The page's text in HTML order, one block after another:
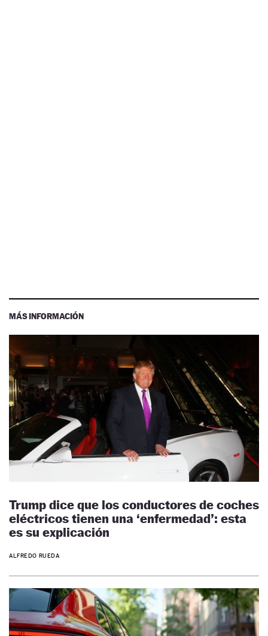
MÁS INFORMACIÓN
Trump dice que los conductores de coches
eléctricos tienen una ‘enfermedad’: esta
es su explicación
ALFREDO RUEDA